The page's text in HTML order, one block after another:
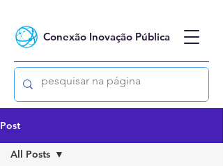
Conexão Inovação Pública
Post
All Posts